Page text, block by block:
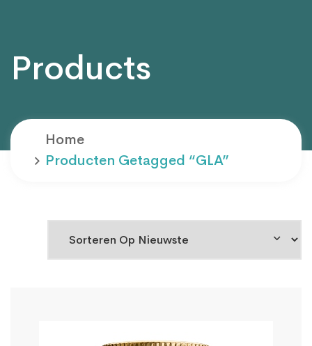
Products
Home
Producten Getagged “GLA”